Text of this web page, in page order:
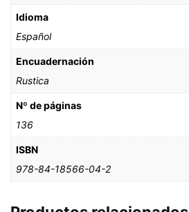
Idioma
Español
Encuadernación
Rustica
Nº de páginas
136
ISBN
978-84-18566-04-2